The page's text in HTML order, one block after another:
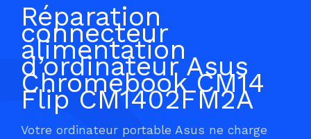
Réparation
connecteur
alimentation
d’ordinateur Asus
Chromebook CM14
Flip CM1402FM2A
Votre ordinateur portable Asus ne charge